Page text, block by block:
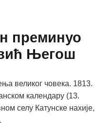
преминуо
Његош
великог човека. 1813.
календару (13.
селу Катунске нахије,